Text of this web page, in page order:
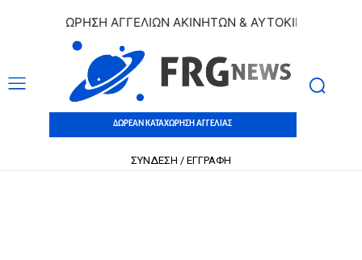
ΑΓΓΕΛΙΩΝ ΑΚΙΝΗΤΩΝ & ΑΥΤΟΚΙΝΗΤΩΝ |
ΔΩΡΕΑΝ ΚΑΤΑΧΩΡΗΣΗ ΑΓΓΕΛΙΑΣ
ΣΥΝΔΕΣΗ / ΕΓΓΡΑΦΗ